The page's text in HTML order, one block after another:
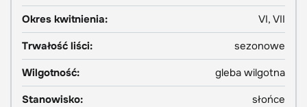
Okres kwitnienia:
VI, VII
Trwałość liści:
sezonowe
Wilgotność:
gleba wilgotna
Stanowisko:
słońce